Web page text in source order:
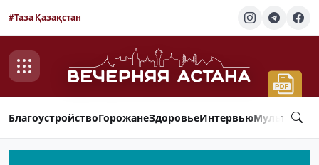
#Таза Қазақстан
БлагоустройствоГорожанеЗдоровьеИнтервью